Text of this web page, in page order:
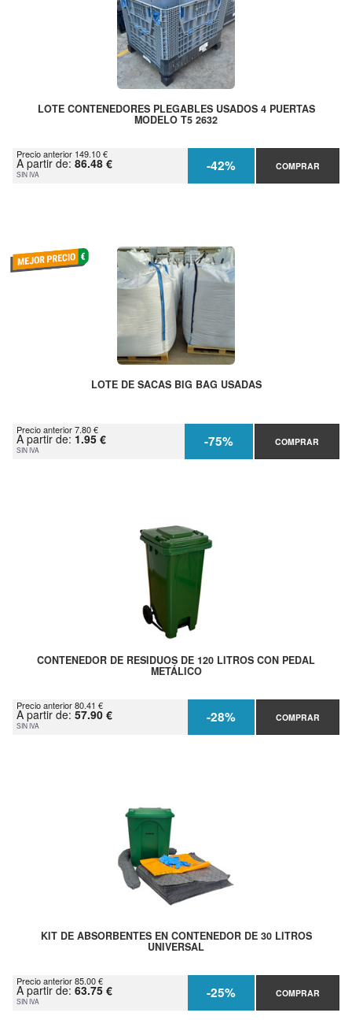
LOTE CONTENEDORES PLEGABLES USADOS 4 PUERTAS
MODELO T5 2632
Precio anterior 149.10 €
A partir de: 86.48 €
SIN IVA -42% COMPRAR
LOTE DE SACAS BIG BAG USADAS
Precio anterior 7.80 €
A partir de: 1.95 €
SIN IVA -75% COMPRAR
CONTENEDOR DE RESIDUOS DE 120 LITROS CON PEDAL
METÁLICO
Precio anterior 80.41 €
A partir de: 57.90 €
SIN IVA -28% COMPRAR
KIT DE ABSORBENTES EN CONTENEDOR DE 30 LITROS
UNIVERSAL
Precio anterior 85.00 €
A partir de: 63.75 €
SIN IVA -25% COMPRAR